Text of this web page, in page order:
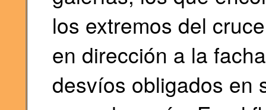
los extremos del
en dirección a la
desvíos obligados en